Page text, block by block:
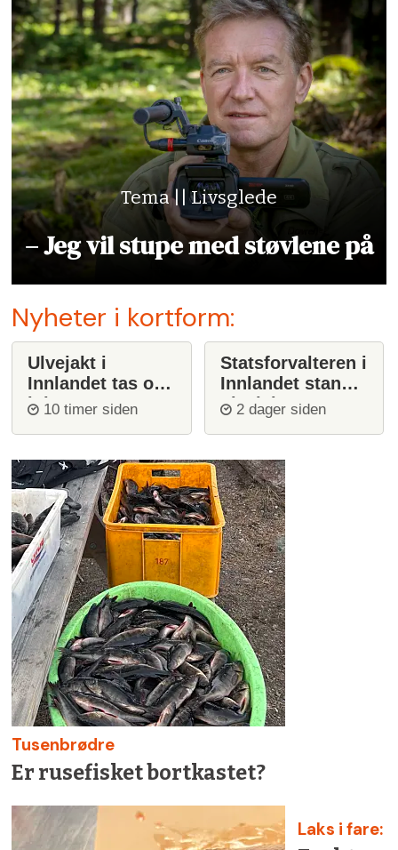
Tema || Livsglede
– Jeg vil stupe med støvlene på
Nyheter i kortform:
Ulvejakt i
Innlandet tas opp
igjen
10 timer siden
Statsforvalteren i
Innlandet stanser
ulvejakt
2 dager siden
Tusenbrødre
Er rusefisket bortkastet?
Laks i fare: